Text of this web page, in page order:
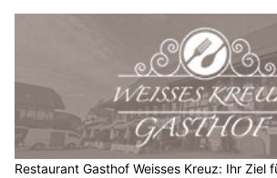
Restaurant Gasthof Weisses Kreuz: Ihr Ziel